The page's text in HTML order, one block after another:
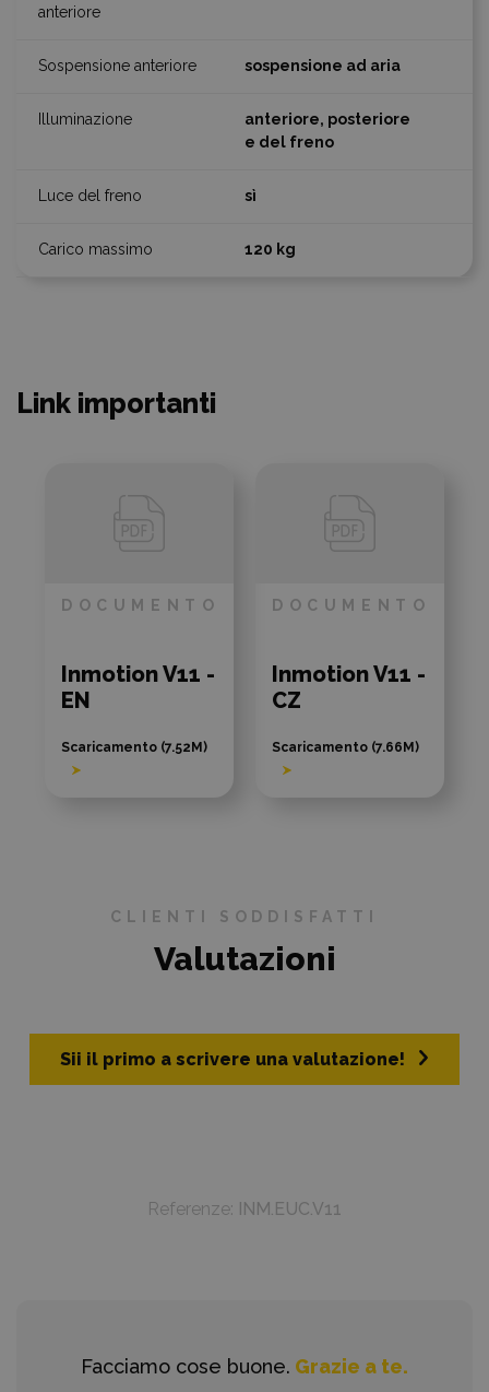
sospensione ad aria
anteriore, posteriore
e del freno
sì
120 kg
Link importanti
DOCUMENTO
Inmotion V11 -
EN
Scaricamento (7.52M)
DOCUMENTO
Inmotion V11 -
CZ
Scaricamento (7.66M)
CLIENTI SODDISFATTI
Valutazioni
Sii il primo a scrivere una valutazione!
Referenze: INM.EUC.V11
Facciamo cose buone. Grazie a te.